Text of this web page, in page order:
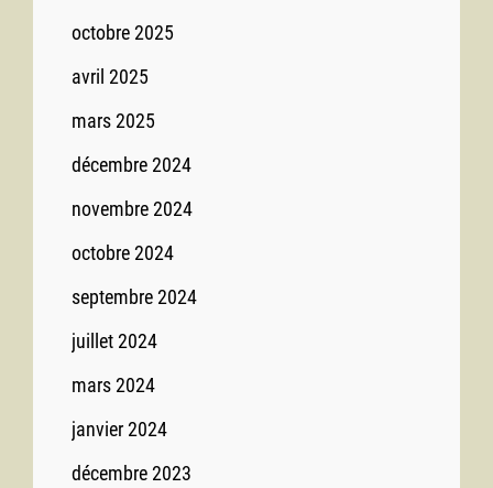
octobre 2025
avril 2025
mars 2025
décembre 2024
novembre 2024
octobre 2024
septembre 2024
juillet 2024
mars 2024
janvier 2024
décembre 2023